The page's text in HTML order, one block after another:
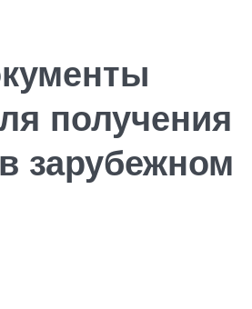
получения
зарубежном